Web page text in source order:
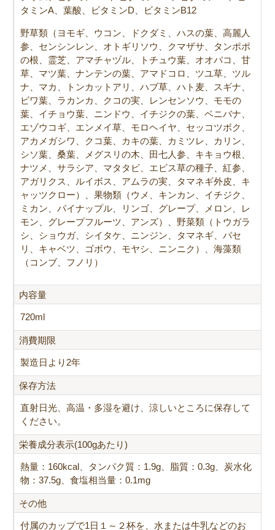
タミンA、葉酸、ビタミンD、ビタミンB12
野草類（ヨモギ、ウコン、ドクダミ、ハスの葉、高麗人
参、センシンレン、オトギリソウ、クマザサ、タンポポ
の根、霊芝、アマチャヅル、トチュウ葉、オオバコ、甘
草、マツ葉、ナンテンの葉、アマドコロ、ツユ草、ツル
ナ、マカ、トンカットアリ、ハブ草、ハト麦、スギナ、
ビワ葉、ラカンカ、クコの実、レンセンソウ、モモの
葉、イチョウ葉、ニンドウ、イチジクの葉、ベニバナ、
エゾウコギ、エンメイ草、モロヘイヤ、セッコツボク、
アカメガシワ、クコ葉、カキの葉、カミツレ、カリン、
シソ葉、桑葉、メグスリの木、田七人参、キキョウ根、
ナツメ、サラシア、マタタビ、エビス草の種子、紅参、
アガリクス、ルイボス、アムラの実、タマネギ外皮、キ
ャッツクロー）、果物類（ウメ、キンカン、イチジク、
ミカン、パイナップル、リンゴ、グレープ、メロン、レ
モン、グレープフルーツ、アンズ）、野菜類（トウガラ
シ、ショウガ、シイタケ、ニンジン、タマネギ、パセ
リ、キャベツ、ゴボウ、モヤシ、ニンニク）、海藻類
（コンブ、フノリ）
内容量
720ml
消費期限
製造日より2年
保存方法
直射日光、高温・多湿を避け、涼しいところに保存して
ください。
栄養成分表示(100gあたり)
熱量：160kcal、タンパク質：1.9g、脂質：0.3g、炭水化
物：37.5g、食塩相当量：0.1mg
その他
付属のカップで1日１～２杯を、水または牛乳などのお